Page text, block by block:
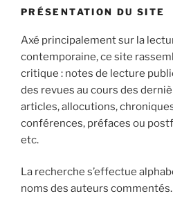
PRÉSENTATION DU SITE
Axé principalement sur la
contemporaine, ce site
critique : notes de lecture
des revues au cours des
articles, allocutions,
conférences, préfaces ou
etc.
La recherche s’effectue
noms des auteurs commentés.